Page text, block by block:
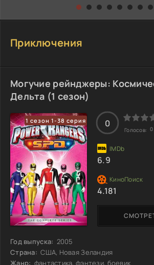
Приключения
Могучие рейнджеры:
Дельта (1 сезон)
1 сезон 1-38 серия
Год выпуска: 2005
Страна: США, Новая Зеландия
Жанр: фантастика, фэнтези, боевик
0
Голосов: 0
6.9
4.181